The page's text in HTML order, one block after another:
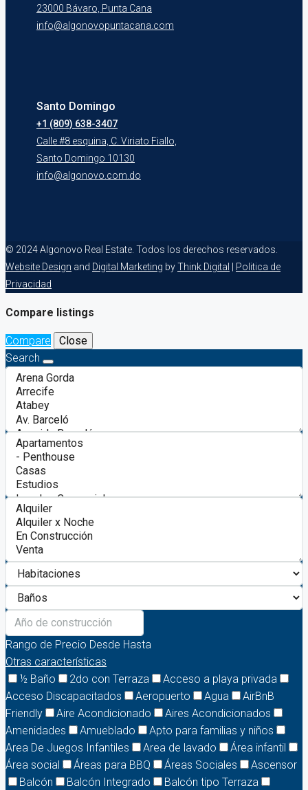
23000 Bávaro, Punta Cana
info@algonovopuntacana.com
Santo Domingo
+1 (809) 638-3407
Calle #8 esquina, C. Viriato Fiallo,
Santo Domingo 10130
info@algonovo.com.do
© 2024 Algonovo Real Estate. Todos los derechos reservados.
Website Design and Digital Marketing byThink Digital
Politica de
Privacidad
Compare listings
Compare
Close
Search
Rango de Precio Desde Hasta
Otras características
½ Baño
2do con Terraza
Acceso a playa privada
Acceso Discapacitados
Aeropuerto Agua
AirBnB
Friendly
Aire Acondicionado
Aires Acondicionados
Amenidades
Amueblado
Apto para familias y niños
Area De Juegos Infantiles
Area de lavado
Área infantil
Área social
Áreas para BBQ Áreas Sociales
Ascensor
Balcón
Balcón Integrado
Balcón tipo Terraza